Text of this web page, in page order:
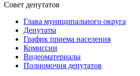
Совет депутатов
Глава муниципального округа
Депутаты
График приема населения
Комиссии
Видеоматериалы
Полномочия депутатов